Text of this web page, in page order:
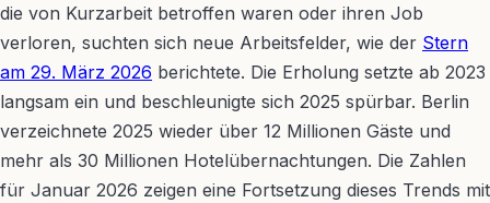
die von Kurzarbeit betroffen waren oder ihren Job
verloren, suchten sich neue Arbeitsfelder, wie der Stern
am 29. März 2026 berichtete. Die Erholung setzte ab 2023
langsam ein und beschleunigte sich 2025 spürbar. Berlin
verzeichnete 2025 wieder über 12 Millionen Gäste und
mehr als 30 Millionen Hotelübernachtungen. Die Zahlen
für Januar 2026 zeigen eine Fortsetzung dieses Trends mit